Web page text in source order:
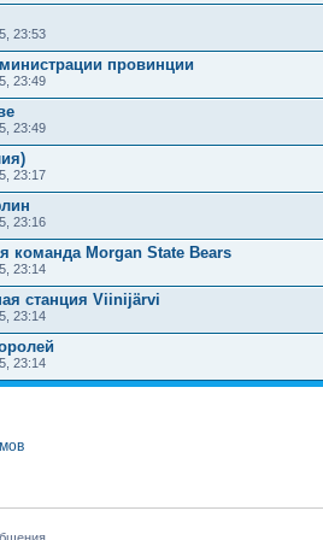
23:53
провинции
23:49
23:49
23:17
23:16
команда Morgan State Bears
23:14
станция Viinijärvi
23:14
23:14